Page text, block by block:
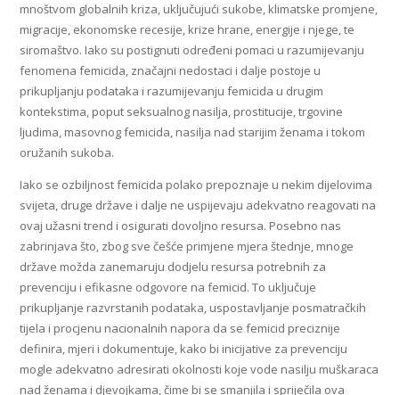
mnoštvom globalnih kriza, uključujući sukobe, klimatske promjene,
migracije, ekonomske recesije, krize hrane, energije i njege, te
siromaštvo. Iako su postignuti određeni pomaci u razumijevanju
fenomena femicida, značajni nedostaci i dalje postoje u
prikupljanju podataka i razumijevanju femicida u drugim
kontekstima, poput seksualnog nasilja, prostitucije, trgovine
ljudima, masovnog femicida, nasilja nad starijim ženama i tokom
oružanih sukoba.
Iako se ozbiljnost femicida polako prepoznaje u nekim dijelovima
svijeta, druge države i dalje ne uspijevaju adekvatno reagovati na
ovaj užasni trend i osigurati dovoljno resursa. Posebno nas
zabrinjava što, zbog sve češće primjene mjera štednje, mnoge
države možda zanemaruju dodjelu resursa potrebnih za
prevenciju i efikasne odgovore na femicid. To uključuje
prikupljanje razvrstanih podataka, uspostavljanje posmatračkih
tijela i procjenu nacionalnih napora da se femicid preciznije
definira, mjeri i dokumentuje, kako bi inicijative za prevenciju
mogle adekvatno adresirati okolnosti koje vode nasilju muškaraca
nad ženama i djevojkama, čime bi se smanjila i spriječila ova